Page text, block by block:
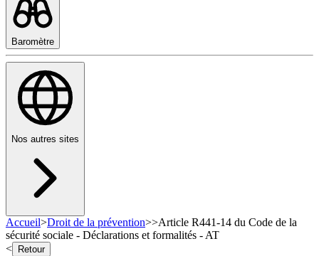
Baromètre
Nos autres sites
Accueil>Droit de la prévention>>Article R441-14 du Code de la
sécurité sociale - Déclarations et formalités - AT
<
Retour